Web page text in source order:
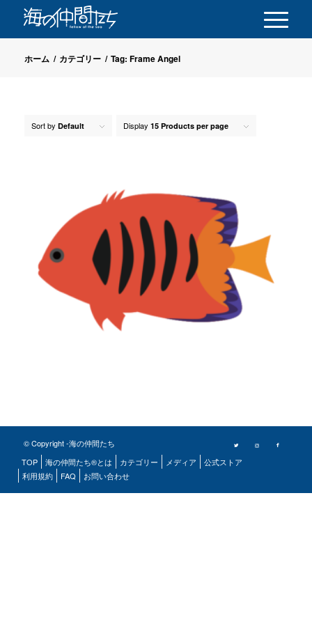
ホーム / カテゴリー / Tag: Frame Angel
Sort by Default Display 15 Products per page
© Copyright -海の仲間たち
TOP
海の仲間たち®とは カテゴリー メディア
公式ストア
利用規約
FAQ お問い合わせ